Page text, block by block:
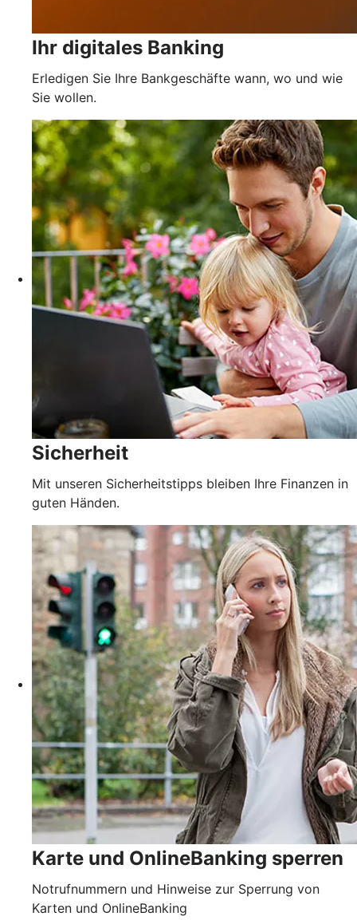
Ihr digitales Banking
Erledigen Sie Ihre Bankgeschäfte wann, wo und wie
Sie wollen.
Sicherheit
Mit unseren Sicherheitstipps bleiben Ihre Finanzen in
guten Händen.
Karte und OnlineBanking sperren
Notrufnummern und Hinweise zur Sperrung von
Karten und OnlineBanking